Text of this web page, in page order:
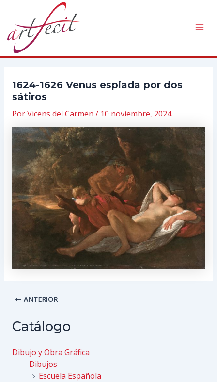
contenido
1624-1626 Venus espiada por dos
sátiros
PorVicens del Carmen / 10 noviembre, 2024
Navegación
entradas
ANTERIOR
Catálogo
Dibujo y Obra Gráfica
Dibujos
Escuela Española